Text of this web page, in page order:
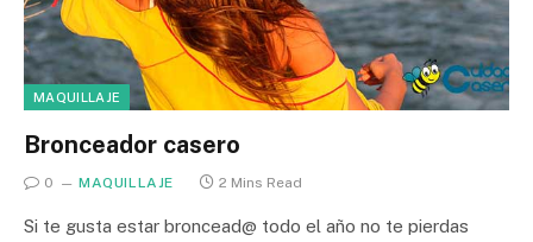
MAQUILLAJE
Bronceador casero
0 MAQUILLAJE 2 Mins Read
Si te gusta estar broncead@ todo el año no te pierdas